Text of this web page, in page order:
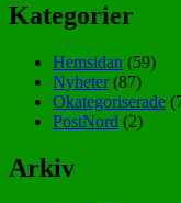
Kategorier
Hemsidan (59)
Nyheter(87)
Okategoriserade
PostNord (2)
Arkiv